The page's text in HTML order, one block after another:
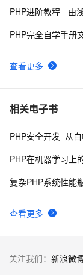
8 使用消息服务
查看更多
PHP进阶教程 - 由
PHP完全自学手册
相关电子书
查看更多
PHP安全开发_从
PHP在机器学习上
复杂PHP系统性能
关注我们： 新浪微